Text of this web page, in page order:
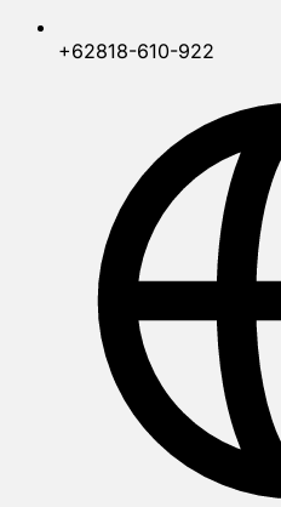
+62818-610-922